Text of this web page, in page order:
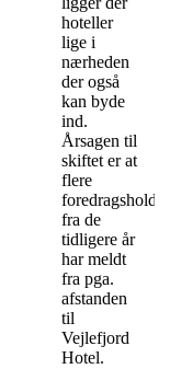
hoteller
lige i
nærheden
der også
kan byde
ind.
Årsagen til
skiftet er at
flere
foredragsholdere
fra de
tidligere år
har meldt
fra pga.
afstanden
til
Vejlefjord
Hotel.